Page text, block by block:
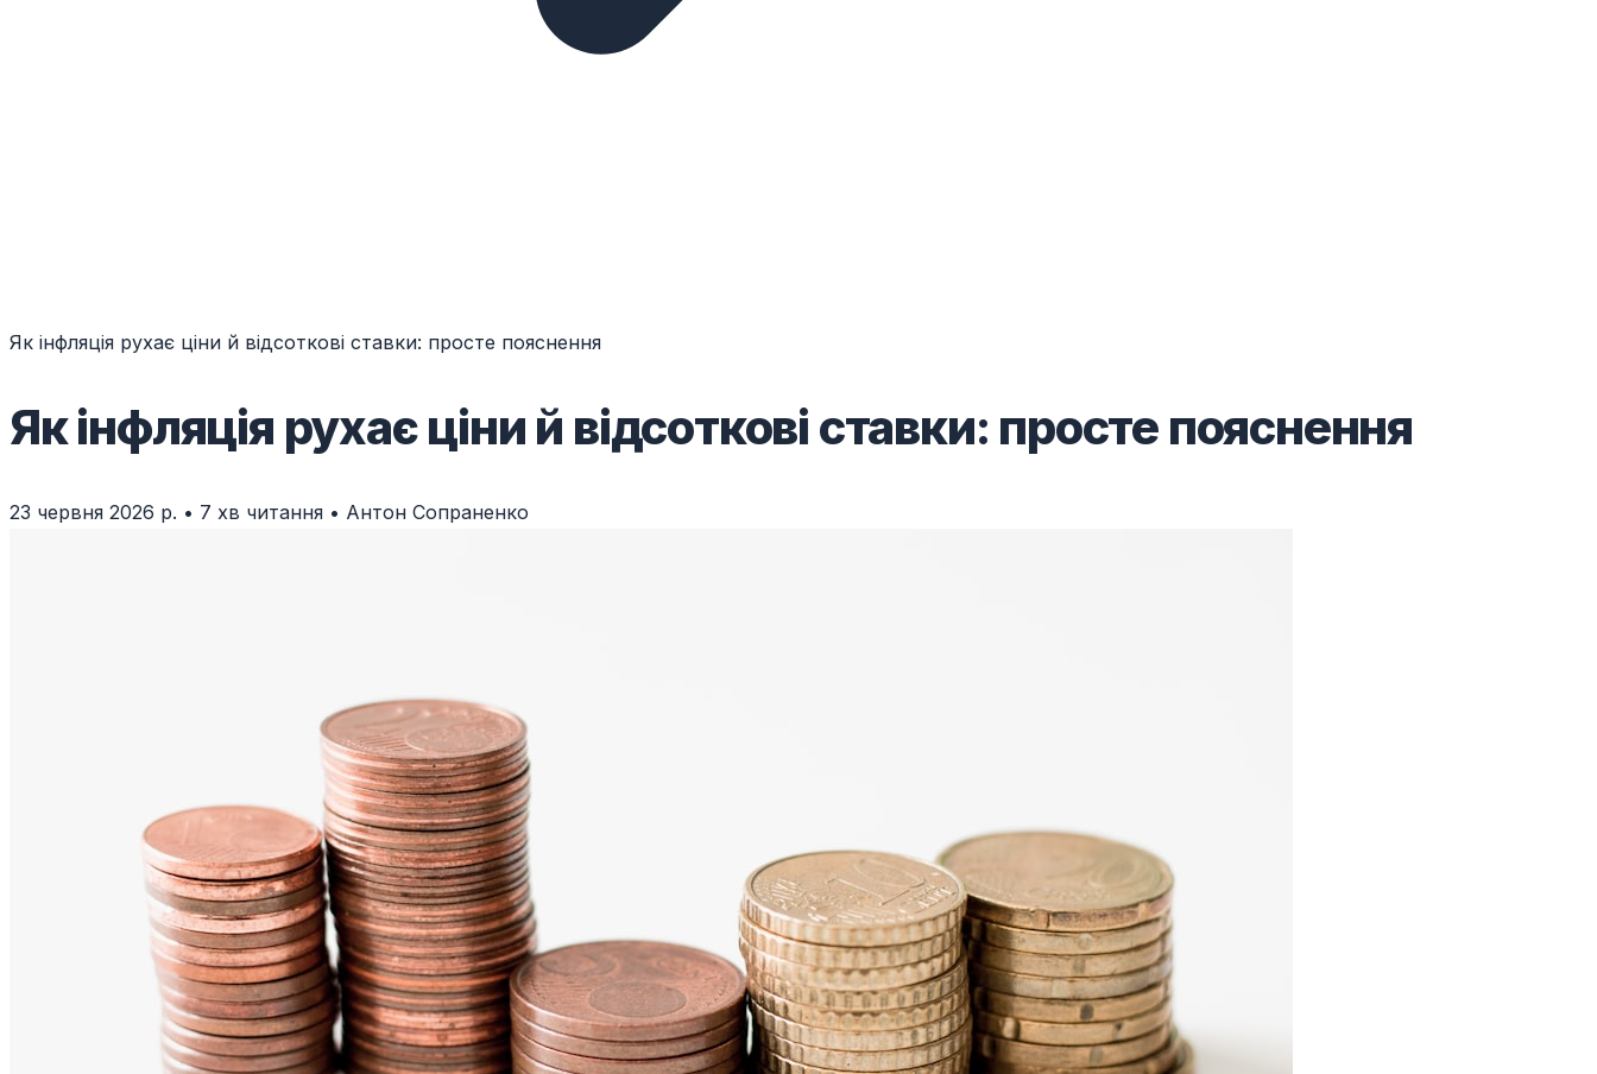
Як інфляція рухає ціни й відсоткові ставки: просте пояснення
Як інфляція рухає ціни й відсоткові ставки: просте пояснення
23 червня 2026 р. • 7 хв читання • Антон Сопраненко